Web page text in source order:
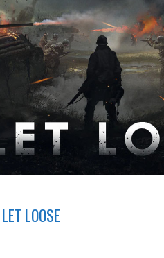
LOOSE